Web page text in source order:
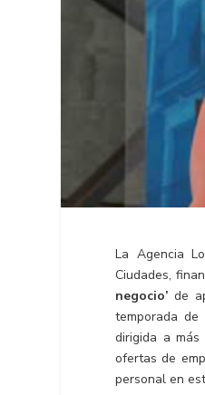
La Agencia
Ciudades,
negocio’de
temporada de
dirigida a
ofertas de
personal en